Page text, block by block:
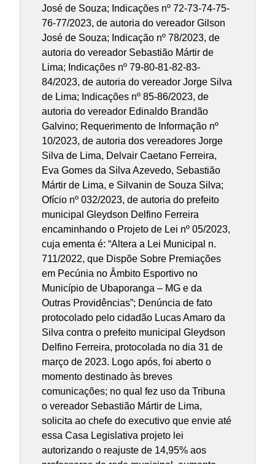
José de Souza; Indicações nº 72-73-74-75-
76-77/2023, de autoria do vereador Gilson
José de Souza; Indicação nº 78/2023, de
autoria do vereador Sebastião Mártir de
Lima; Indicações nº 79-80-81-82-83-
84/2023, de autoria do vereador Jorge Silva
de Lima; Indicações nº 85-86/2023, de
autoria do vereador Edinaldo Brandão
Galvino; Requerimento de Informação nº
10/2023, de autoria dos vereadores Jorge
Silva de Lima, Delvair Caetano Ferreira,
Eva Gomes da Silva Azevedo, Sebastião
Mártir de Lima, e Silvanin de Souza Silva;
Ofício nº 032/2023, de autoria do prefeito
municipal Gleydson Delfino Ferreira
encaminhando o Projeto de Lei nº 05/2023,
cuja ementa é: “Altera a Lei Municipal n.
711/2022, que Dispõe Sobre Premiações
em Pecúnia no Âmbito Esportivo no
Município de Ubaporanga – MG e da
Outras Providências”; Denúncia de fato
protocolado pelo cidadão Lucas Amaro da
Silva contra o prefeito municipal Gleydson
Delfino Ferreira, protocolada no dia 31 de
março de 2023. Logo após, foi aberto o
momento destinado às breves
comunicações; no qual fez uso da Tribuna
o vereador Sebastião Mártir de Lima,
solicita ao chefe do executivo que envie até
essa Casa Legislativa projeto lei
autorizando o reajuste de 14,95% aos